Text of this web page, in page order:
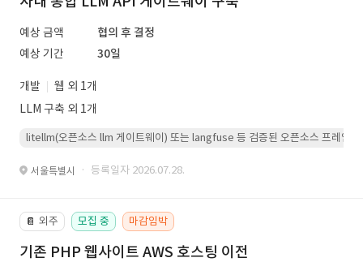
예상 금액
협의 후 결정
예상 기간
30일
개발
웹 외 1개
LLM 구축 외 1개
litellm(오픈소스 llm 게이트웨이) 또는 langfuse 등 검증된 오픈소스 프레임워
서울특별시 · 등록일자 2026.07.28.
📔 외주 모집 중 마감임박
기존 PHP 웹사이트 AWS 호스팅 이전